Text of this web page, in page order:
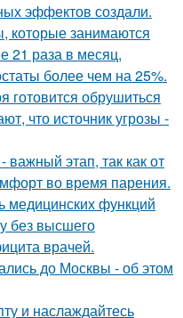
эффектов создали.
которые занимаются
21 раза в месяц,
более чем на 25%.
готовится обрушиться
что источник угрозы -
этап, так как от
во время парения.
медицинских функций
без высшего
врачей.
до Москвы - об этом
и наслаждайтесь